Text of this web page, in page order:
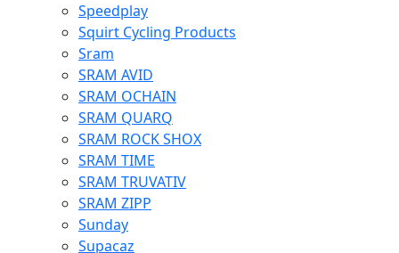
Speedplay
Squirt Cycling Products
Sram
SRAM AVID
SRAM OCHAIN
SRAM QUARQ
SRAM ROCK SHOX
SRAM TIME
SRAM TRUVATIV
SRAM ZIPP
Sunday
Supacaz